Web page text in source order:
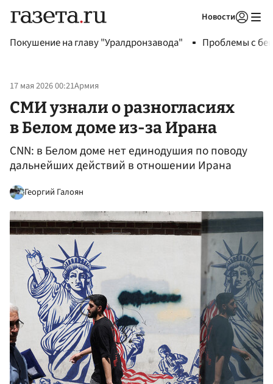
Новости
Покушение на главу "Уралдронзавода" Проблемы с
17 мая 2026 00:21Армия
СМИ узнали о разногласиях
в Белом доме из-за Ирана
CNN: в Белом доме нет единодушия по поводу
дальнейших действий в отношении Ирана
Георгий Галоян